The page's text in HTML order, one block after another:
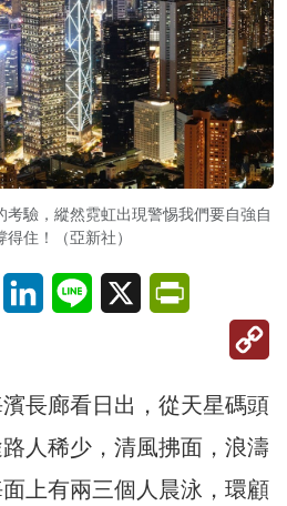
驗，縱然霓虹出現警惕我們要自強自
得住！（亞新社）
Email LinkedInLine X
長廊看日出，從天星碼頭
人稀少，清風拂面，浪濤
上有兩三個人晨泳，環顧